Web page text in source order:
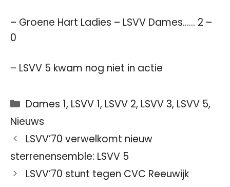
– Groene Hart Ladies – LSVV Dames…… 2 –
0
– LSVV 5 kwam nog niet in actie
Categorieën
Dames 1, LSVV 1, LSVV 2, LSVV 3, LSVV 5,
Nieuws
LSVV’70 verwelkomt nieuw
sterrenensemble: LSVV 5
LSVV’70 stunt tegen CVC Reeuwijk